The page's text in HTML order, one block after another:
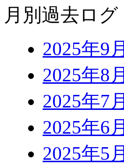
月別過去ログ
2025年9月
2025年8月
2025年7月
2025年6月
2025年5月